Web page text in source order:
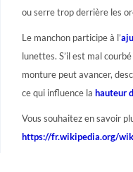
ou serre trop derrière les
Le manchon participe à l’
lunettes. S’il est mal
monture peut avancer,
ce qui influence la hauteur
Vous souhaitez en savoir
https://fr.wikipedia.org/